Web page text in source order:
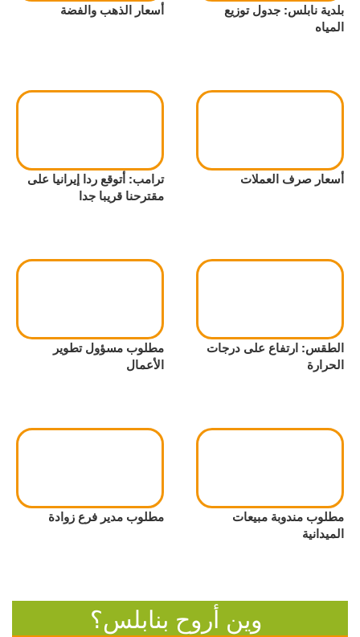
بلدية نابلس: جدول توزيع
المياه
أسعار الذهب والفضة
أسعار صرف العملات
ترامب: أتوقع ردا إيرانيا على
مقترحنا قريبا جدا
الطقس: ارتفاع على درجات
الحرارة
مطلوب مسؤول تطوير
الأعمال
مطلوب مندوبة مبيعات
الميدانية
مطلوب مدير فرع زوادة
وين أروح بنابلس؟